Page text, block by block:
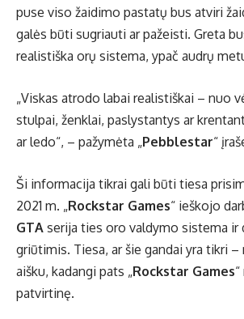
puse viso žaidimo pastatų bus atviri
galės būti sugriauti ar pažeisti. Greta
realistiška orų sistema, ypač audrų
„Viskas atrodo labai realistiškai – nuo
stulpai, ženklai, paslystantys ar
ar ledo“, – pažymėta „Pebblestar“
Ši informacija tikrai gali būti tiesa
2021 m. „Rockstar Games“ ieškojo
GTA serija ties oro valdymo sistema ir
griūtimis. Tiesa, ar šie gandai yra tikri –
aišku, kadangi pats „Rockstar Games
patvirtinę.